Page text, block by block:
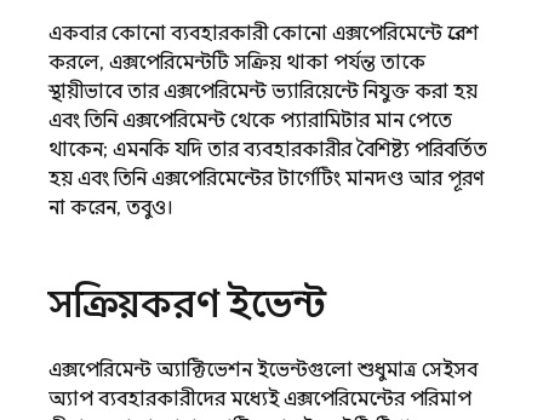
একবার কোনো ব্যবহারকারী কোনো এক্সপেরিমেন্টে প্রবেশ
করলে, এক্সপেরিমেন্টটি সক্রিয় থাকা পর্যন্ত তাকে
স্থায়ীভাবে তার এক্সপেরিমেন্ট ভ্যারিয়েন্টে নিযুক্ত করা হয়
এবং তিনি এক্সপেরিমেন্ট থেকে প্যারামিটার মান পেতে
থাকেন; এমনকি যদি তার ব্যবহারকারীর বৈশিষ্ট্য পরিবর্তিত
হয় এবং তিনি এক্সপেরিমেন্টের টার্গেটিং মানদণ্ড আর পূরণ
না করেন, তবুও।
সক্রিয়করণ ইভেন্ট
এক্সপেরিমেন্ট অ্যাক্টিভেশন ইভেন্টগুলো শুধুমাত্র সেইসব
অ্যাপ ব্যবহারকারীদের মধ্যেই এক্সপেরিমেন্টের পরিমাপ